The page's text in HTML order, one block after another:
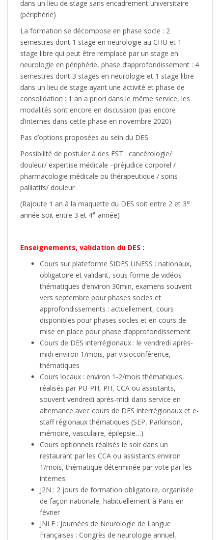
dans un lieu de stage sans encadrement universitaire
(périphérie)
La formation se décompose en phase socle : 2
semestres dont 1 stage en neurologie au CHU et 1
stage libre qui peut être remplacé par un stage en
neurologie en périphérie, phase d’approfondissement : 4
semestres dont 3 stages en neurologie et 1 stage libre
dans un lieu de stage ayant une activité et phase de
consolidation : 1 an a priori dans le même service, les
modalités sont encore en discussion (pas encore
d’internes dans cette phase en novembre 2020)
Pas d’options proposées au sein du DES
Possibilité de postuler à des FST : cancérologie/
douleur/ expertise médicale –préjudice corporel /
pharmacologie médicale ou thérapeutique / soins
palliatifs/ douleur
(Rajoute 1 an à la maquette du DES soit entre 2 et 3e
année soit entre 3 et 4e année)
Enseignements, validation du DES :
Cours sur plateforme SIDES UNESS : nationaux,
obligatoire et validant, sous forme de vidéos
thématiques d’environ 30min, examens souvent
vers septembre pour phases socles et
approfondissements : actuellement, cours
disponibles pour phases socles et en cours de
mise en place pour phase d’approfondissement
Cours de DES interrégionaux : le vendredi après-
midi environ 1/mois, par visioconférence,
thématiques
Cours locaux : environ 1-2/mois thématiques,
réalisés par PU-PH, PH, CCA ou assistants,
souvent vendredi après-midi dans service en
alternance avec cours de DES interrégionaux et e-
staff régionaux thématiques (SEP, Parkinson,
mémoire, vasculaire, épilepsie…)
Cours optionnels réalisés le soir dans un
restaurant par les CCA ou assistants environ
1/mois, thématique déterminée par vote par les
internes
J2N : 2 jours de formation obligatoire, organisée
de façon nationale, habituellement à Paris en
février
JNLF : Journées de Neurologie de Langue
Françaises : Congrès de neurologie annuel,